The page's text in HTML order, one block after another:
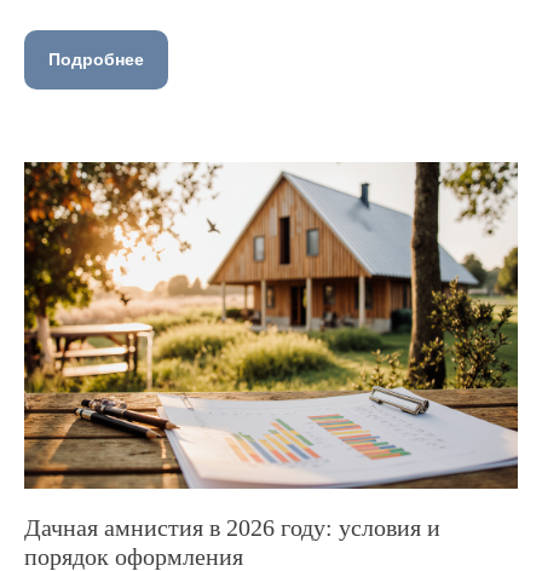
Подробнее
Дачная амнистия в 2026 году: условия и
порядок оформления